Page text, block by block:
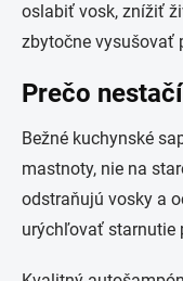
oslabiť vosk, znížiť
zbytočne vysušovať
Prečo
Bežné kuchynské
mastnoty, nie na
odstraňujú vosky a
urýchľovať starnutie